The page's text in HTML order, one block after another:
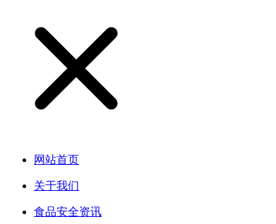
网站首页
关于我们
食品安全资讯